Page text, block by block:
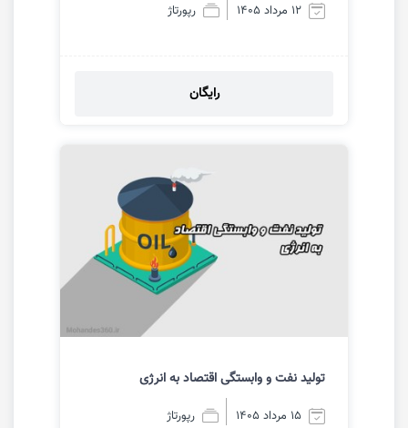
12 مرداد 1405 رپورتاژ
رایگان
تولید نفت و وابستگی اقتصاد به انرژی
15 مرداد 1405 رپورتاژ